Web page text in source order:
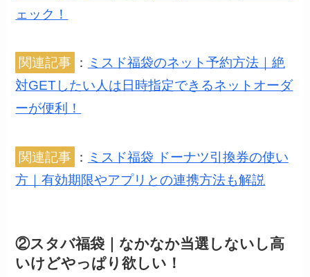
ェック！
関連記事 ： ミスド福袋のネット予約方法｜絶
対GETしたい人は日時指定できるネットオーダ
ーが便利！
関連記事 ： ミスド福袋 ドーナツ引換券の使い
方｜有効期限やアプリとの連携方法も解説
②スタバ福袋｜なかなか当選しないし高
いけどやっぱり欲しい！